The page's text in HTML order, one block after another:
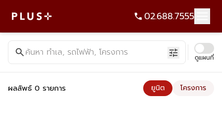
02.688.7555
ค้นหาคอนโด บ้าน ที่ดิน อาคารสำนักงาน ทั้งขายและเช่า - Plus
searchค้นหา ทำเล, รถไฟฟ้า, โครงการ tune ดูแผนที่
ผลลัพธ์ 0 รายการ ยูนิต โครงการ